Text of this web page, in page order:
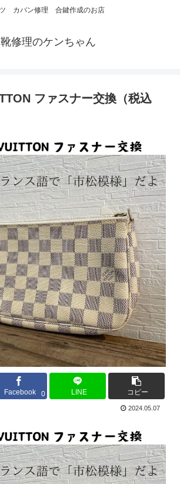
カバン修理 合鍵作成のお店
靴修理のケンちゃん
ファスナー交換（税込
Facebook 0 LINE コピー
2024.05.07